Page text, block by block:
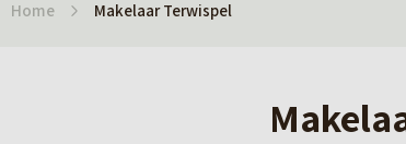
Home Makelaar Terwispel